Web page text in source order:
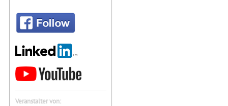
Veranstalter von: